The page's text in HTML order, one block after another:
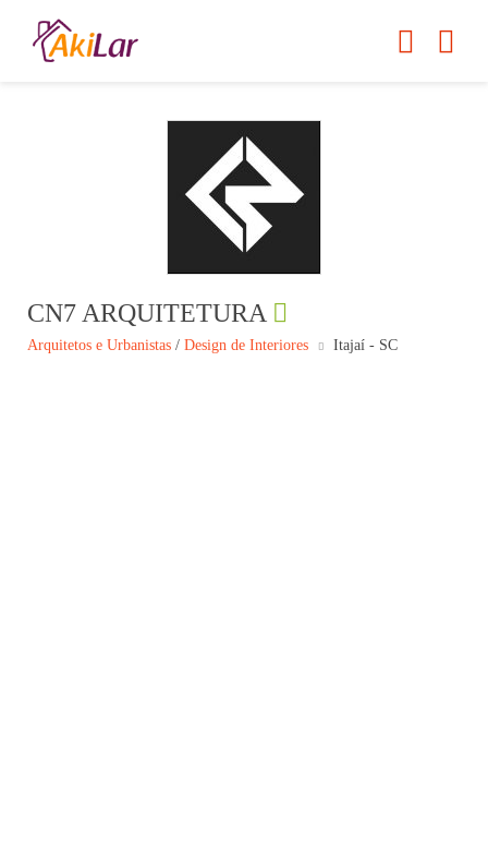
CN7 ARQUITETURA
Arquitetos e Urbanistas / Design de Interiores Itajaí - SC